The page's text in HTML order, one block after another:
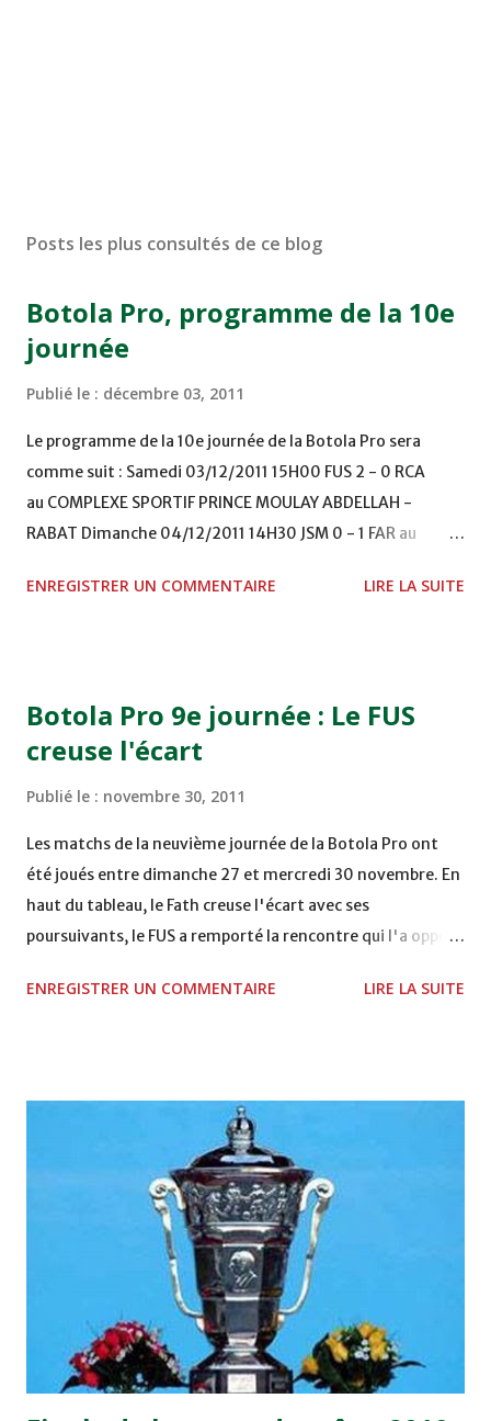
Posts les plus consultés de ce blog
Botola Pro, programme de la 10e
journée
Publié le : décembre 03, 2011
Le programme de la 10e journée de la Botola Pro sera
comme suit : Samedi 03/12/2011 15H00 FUS 2 - 0 RCA
au COMPLEXE SPORTIF PRINCE MOULAY ABDELLAH -
RABAT Dimanche 04/12/2011 14H30 JSM 0 - 1 FAR au
TERRAIN EL ABDI - EL JADIDA 16h30 OCK 0 - 1 HUSA
Mardi 06/12/2011 15H00 WAF - OCS au COMPLEXE SPORTIF
DE FES - FES WAC - MAS Reporté pour cause de finale de la
ENREGISTRER UN COMMENTAIRE LIRE LA SUITE
Botola Pro 9e journée : Le FUS
creuse l'écart
Publié le : novembre 30, 2011
Les matchs de la neuvième journée de la Botola Pro ont
été joués entre dimanche 27 et mercredi 30 novembre. En
haut du tableau, le Fath creuse l'écart avec ses
poursuivants, le FUS a remporté la rencontre qui l'a opposé
2, Badr Kachani a ouvert la marque à la 38e pour les
joueurs soussis, et ont réussi à mener au score à la dernière
minute du temps réglementaire grâce à un but de Mourad
Benchrifa. Son poursuivant direct le CRA de son coté a
chuté à domicile face à l'OCK sur le score de 0 - 2. La
bonne affaire de la semaine a été réalisée par le Moghreb
de Tetouan qui s'est hissé à la deuxième place après avoir
remporté trois précieux points sur la pelouse du complexe
Moulay Abdallah face aux FAR grâce à un but marqué par
Abdeladim Khadrouf à la 61e...
ENREGISTRER UN COMMENTAIRE LIRE LA SUITE